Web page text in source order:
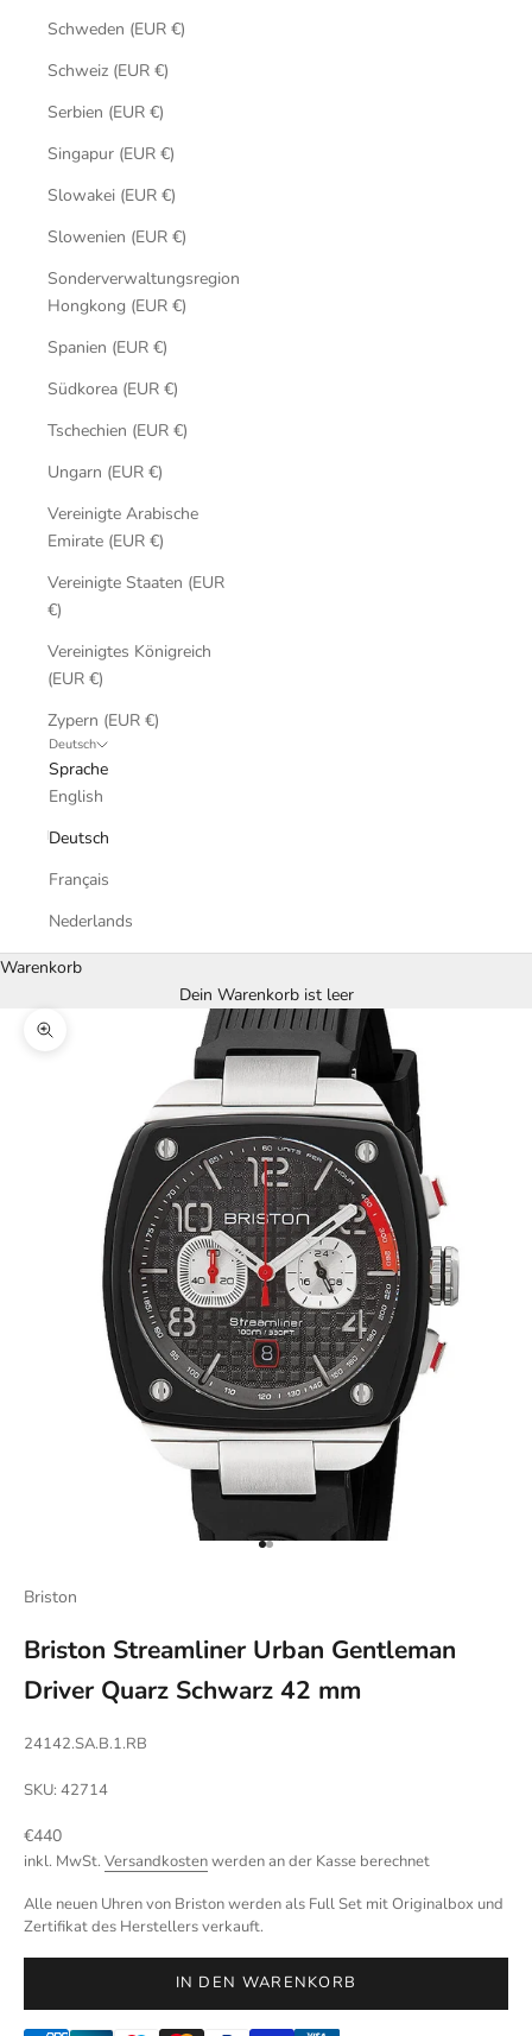
Schweden (EUR €)
Schweiz (EUR €)
Serbien (EUR €)
Singapur (EUR €)
Slowakei (EUR €)
Slowenien (EUR €)
Sonderverwaltungsregion
Hongkong (EUR €)
Spanien (EUR €)
Südkorea (EUR €)
Tschechien (EUR €)
Ungarn (EUR €)
Vereinigte Arabische
Emirate (EUR €)
Vereinigte Staaten (EUR
€)
Vereinigtes Königreich
(EUR €)
Zypern (EUR €)
Deutsch
Sprache
English
Deutsch
Français
Nederlands
Warenkorb
Dein Warenkorb ist leer
Bild vergrößern
Gehe zu Element 1
Gehe zu Element 2
Briston
Briston Streamliner Urban Gentleman
Driver Quarz Schwarz 42 mm
24142.SA.B.1.RB
SKU: 42714
Angebot
€440
inkl. MwSt. Versandkostenwerden an der Kasse berechnet
Alle neuen Uhren von Briston werden als Full Set mit Originalbox und
Zertifikat des Herstellers verkauft.
IN DEN WARENKORB